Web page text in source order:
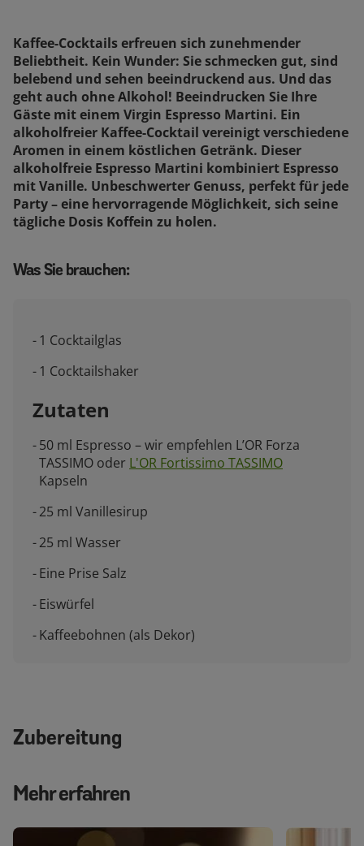
Kaffee-Cocktails erfreuen sich zunehmender
Beliebtheit. Kein Wunder: Sie schmecken gut, sind
belebend und sehen beeindruckend aus. Und das
geht auch ohne Alkohol! Beeindrucken Sie Ihre
Gäste mit einem Virgin Espresso Martini. Ein
alkoholfreier Kaffee-Cocktail vereinigt verschiedene
Aromen in einem köstlichen Getränk. Dieser
alkoholfreie Espresso Martini kombiniert Espresso
mit Vanille. Unbeschwerter Genuss, perfekt für jede
Party – eine hervorragende Möglichkeit, sich seine
tägliche Dosis Koffein zu holen.
Was Sie brauchen:
1 Cocktailglas
1 Cocktailshaker
Zutaten
50 ml Espresso – wir empfehlen L’OR Forza
TASSIMO oder L'OR Fortissimo TASSIMO
Kapseln
25 ml Vanillesirup
25 ml Wasser
Eine Prise Salz
Eiswürfel
Kaffeebohnen (als Dekor)
Zubereitung
Mehr erfahren